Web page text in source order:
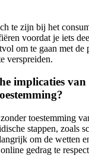
te zijn bij het
voordat je iets
om te gaan met de
verspreiden.
implicaties van
toestemming
stappen, zoals
om de wetten
gedrag te